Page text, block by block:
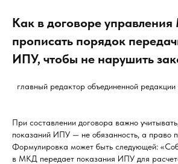
Как в договоре
прописать порядок
ИПУ, чтобы не нарушить
главный редактор объединенной редакции
При составлении договора важно
показаний ИПУ — не обязанность, а право
Формулировка может быть следующей:
в МКД передает показания ИПУ для